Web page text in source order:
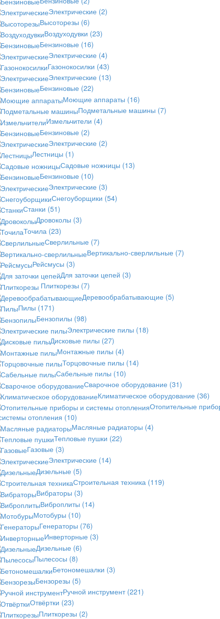
Электрические (2)
Высоторезы (6)
Воздуходувки (23)
Бензиновые (16)
Электрические (4)
Газонокосилки (43)
Электрические (13)
Бензиновые (22)
Моющие аппараты (16)
Подметальные машины (7)
Измельчители (4)
Бензиновые (2)
Электрические (2)
Лестницы (1)
Садовые ножницы (13)
Бензиновые (10)
Электрические (3)
Снегоуборщики (54)
Станки (51)
Дровоколы (3)
Точила (23)
Сверлильные (7)
Вертикально-сверлильные (7)
Рейсмусы (3)
Для заточки цепей (3)
Плиткорезы (7)
Деревообрабатывающие (5)
Пилы (171)
Бензопилы (98)
Электрические пилы (18)
Дисковые пилы (27)
Монтажные пилы (4)
Торцовочные пилы (14)
Сабельные пилы (10)
Сварочное оборудование (31)
Климатическое оборудование (36)
Отопительные
отопления (10)
Масляные радиаторы (4)
Тепловые пушки (22)
Газовые (3)
Электрические (14)
Дизельные (5)
Строительная техника (119)
Вибраторы (3)
Виброплиты (14)
Мотобуры (10)
Генераторы (76)
Инверторные (3)
Дизельные (6)
Пылесосы (8)
Бетономешалки (3)
Бензорезы (5)
Ручной инструмент (221)
Отвёртки (23)
Плиткорезы (2)